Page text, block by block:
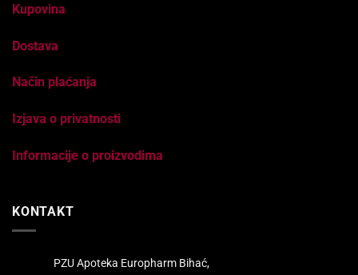
Kupovina
Dostava
Način plaćanja
Izjava o privatnosti
Informacije o proizvodima
KONTAKT
PZU Apoteka Europharm Bihać,